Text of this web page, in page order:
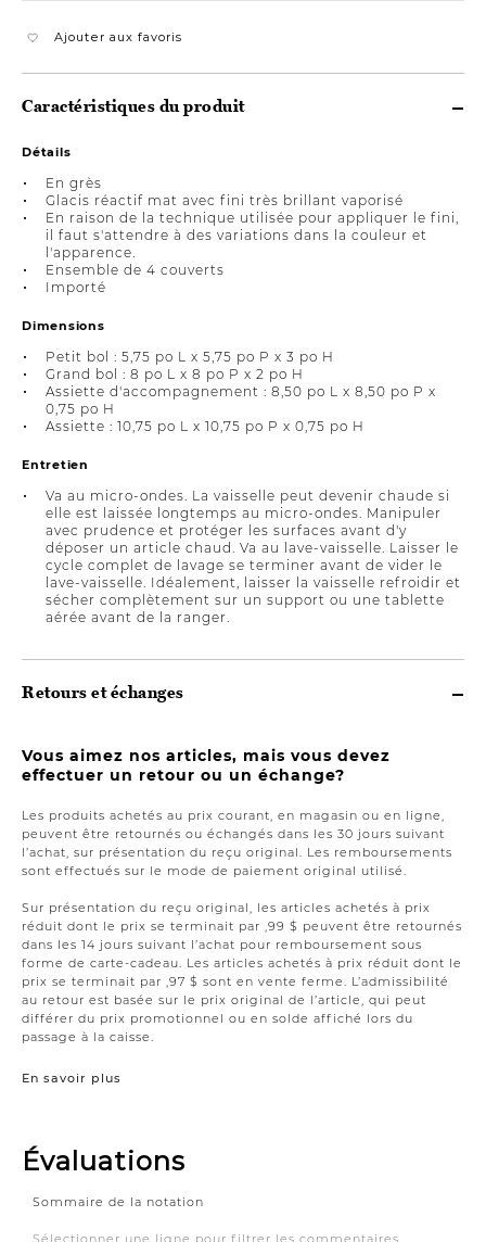
Ajouter aux favoris
Caractéristiques du produit
Détails
En grès
Glacis réactif mat avec fini très brillant vaporisé
En raison de la technique utilisée pour appliquer le fini,
il faut s'attendre à des variations dans la couleur et
l'apparence.
Ensemble de 4 couverts
Importé
Dimensions
Petit bol : 5,75 po L x 5,75 po P x 3 po H
Grand bol : 8 po L x 8 po P x 2 po H
Assiette d'accompagnement : 8,50 po L x 8,50 po P x
0,75 po H
Assiette : 10,75 po L x 10,75 po P x 0,75 po H
Entretien
Va au micro-ondes. La vaisselle peut devenir chaude si
elle est laissée longtemps au micro-ondes. Manipuler
avec prudence et protéger les surfaces avant d'y
déposer un article chaud. Va au lave-vaisselle. Laisser le
cycle complet de lavage se terminer avant de vider le
lave-vaisselle. Idéalement, laisser la vaisselle refroidir et
sécher complètement sur un support ou une tablette
aérée avant de la ranger.
Retours et échanges
Vous aimez nos articles, mais vous devez
effectuer un retour ou un échange?
Les produits achetés au prix courant, en magasin ou en ligne,
peuvent être retournés ou échangés dans les 30 jours suivant
l’achat, sur présentation du reçu original. Les remboursements
sont effectués sur le mode de paiement original utilisé.
Sur présentation du reçu original, les articles achetés à prix
réduit dont le prix se terminait par ,99 $ peuvent être retournés
dans les 14 jours suivant l’achat pour remboursement sous
forme de carte-cadeau. Les articles achetés à prix réduit dont le
prix se terminait par ,97 $ sont en vente ferme. L’admissibilité
au retour est basée sur le prix original de l’article, qui peut
différer du prix promotionnel ou en solde affiché lors du
passage à la caisse.
En savoir plus